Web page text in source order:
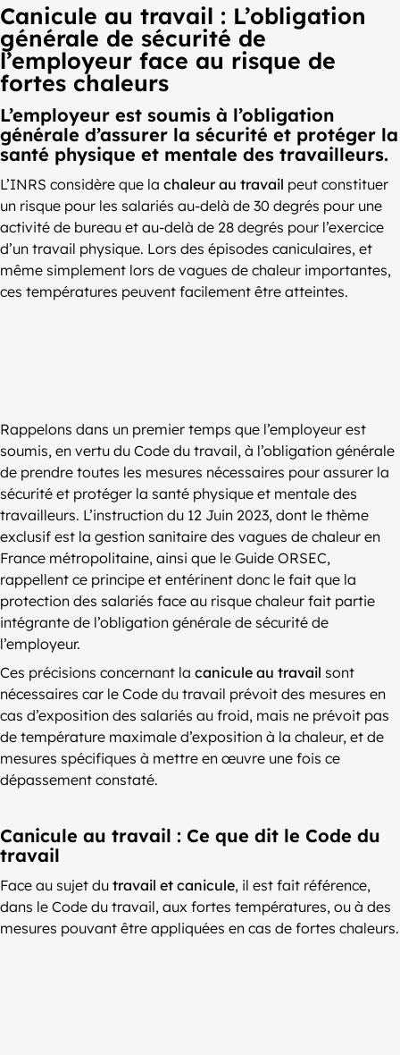
Canicule au travail : L’obligation
générale de sécurité de
l’employeur face au risque de
fortes chaleurs
L’employeur est soumis à l’obligation
générale d’assurer la sécurité et protéger la
santé physique et mentale des travailleurs.
L’INRS considère que la chaleur au travail peut constituer
un risque pour les salariés au-delà de 30 degrés pour une
activité de bureau et au-delà de 28 degrés pour l’exercice
d’un travail physique. Lors des épisodes caniculaires, et
même simplement lors de vagues de chaleur importantes,
ces températures peuvent facilement être atteintes.
Rappelons dans un premier temps que l’employeur est
soumis, en vertu du Code du travail, à l’obligation générale
de prendre toutes les mesures nécessaires pour assurer la
sécurité et protéger la santé physique et mentale des
travailleurs. L’instruction du 12 Juin 2023, dont le thème
exclusif est la gestion sanitaire des vagues de chaleur en
France métropolitaine, ainsi que le Guide ORSEC,
rappellent ce principe et entérinent donc le fait que la
protection des salariés face au risque chaleur fait partie
intégrante de l’obligation générale de sécurité de
l’employeur.
Ces précisions concernant la canicule au travail sont
nécessaires car le Code du travail prévoit des mesures en
cas d’exposition des salariés au froid, mais ne prévoit pas
de température maximale d’exposition à la chaleur, et de
mesures spécifiques à mettre en œuvre une fois ce
dépassement constaté.
Canicule au travail : Ce que dit le Code du
travail
Face au sujet du travail et canicule, il est fait référence,
dans le Code du travail, aux fortes températures, ou à des
mesures pouvant être appliquées en cas de fortes chaleurs.